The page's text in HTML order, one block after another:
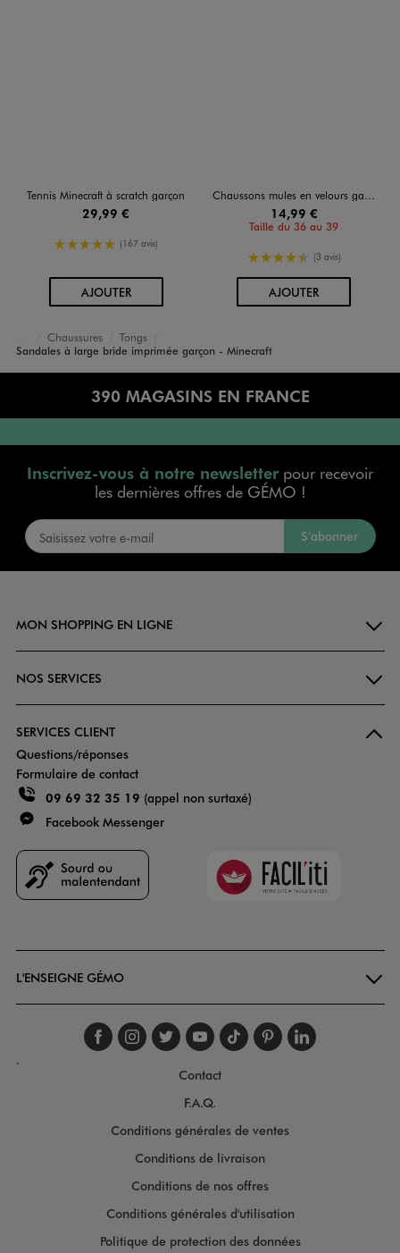
Tennis Minecraft à scratch garçon
29,99 €
5/5 de moyenne
(167 avis)
AJOUTERAU PANIER
Chaussons mules en velours garçon - Minecraft
14,99 €
Taille du 36 au 39
4.5/5 de moyenne
(3 avis)
AJOUTERAU PANIER
Accueil
Garçon
Chaussures
Tongs
Sandales à large bride imprimée garçon - Minecraft
390 MAGASINS EN FRANCE
Inscrivez-vous à notre newsletterpour recevoir
les dernières offres de GÉMO !
S’abonner
MON SHOPPING EN LIGNE
NOS SERVICES
SERVICES CLIENT
Questions/réponses
Formulaire de contact
09 69 32 35 19 (appel non surtaxé)
Facebook Messenger
Faciliti
L'ENSEIGNE GÉMO
Suivez-nous sur
Suivez-nous sur
Suivez-nous sur
Suivez-nous
Suivez-nous
Suivez-
.
Contact
F.A.Q.
Conditions générales de ventes
Conditions de livraison
Conditions de nos offres
Conditions générales d'utilisation
Politique de protection des données